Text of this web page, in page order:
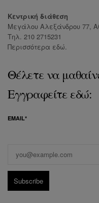
Κεντρική διάθεση
Μεγάλου Αλεξάνδρου 77,
Τηλ. 210 2715231
Περισσότερα εδώ.
Θέλετε να
Εγγραφείτε εδώ:
EMAIL*